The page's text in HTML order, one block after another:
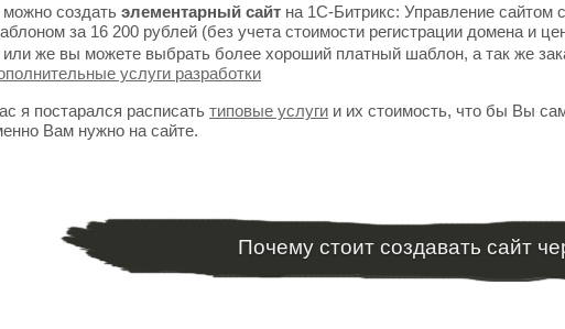
можно создать элементарный сайт на 1С-Битрикс: Управление сайтом
за 16 200 рублей (без учета стоимости регистрации домена и
или же вы можете выбрать более хороший платный шаблон, а так же
услуги разработки
я постарался расписать типовые услуги и их стоимость, что бы Вы
Вам нужно на сайте.
Почему стоит создавать сайт